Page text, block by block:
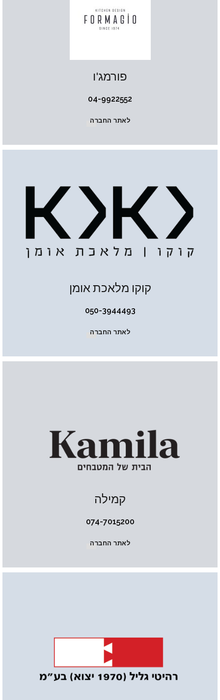
פורמג'ו
04-9922552
לאתר החברה
קוקו מלאכת אומן
050-3944493
לאתר החברה
קמילה
074-7015200
לאתר החברה